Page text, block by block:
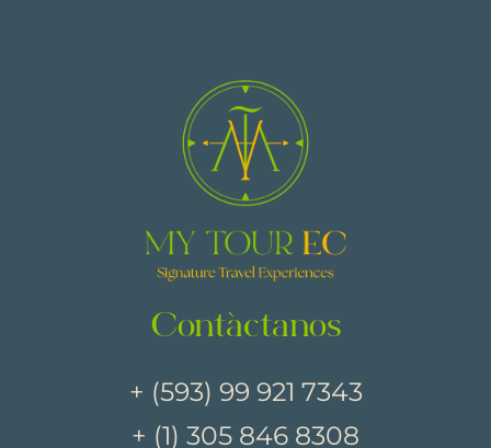
Contáctanos
+ (593) 99 921 7343
+ (1) 305 846 8308